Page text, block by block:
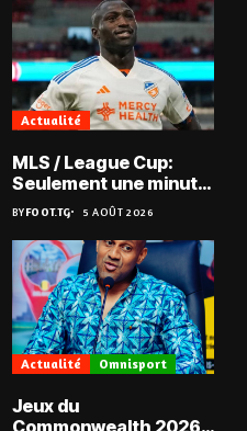
Actualité
MLS / League Cup:
Seulement une minute
de jeu pour Kévin
Denkey
BYFOOT.TG 5 AOÛT 2026
Actualité Omnisport
Jeux du